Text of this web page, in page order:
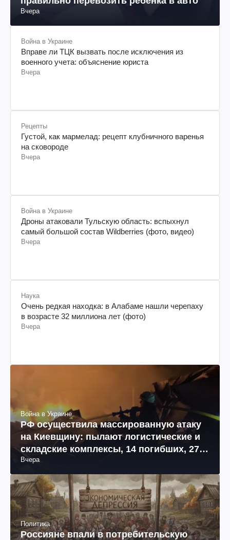
Вчера
Война в Украине
Вправе ли ТЦК вызвать после исключения из
военного учета: объяснение юриста
Вчера
Рецепты
Густой, как мармелад: рецепт клубничного варенья
на сковороде
Вчера
Война в Украине
Дроны атаковали Тульскую область: вспыхнул
самый большой состав Wildberries (фото, видео)
Вчера
Наука
Очень редкая находка: в Алабаме нашли черепаху
в возрасте 32 миллиона лет (фото)
Вчера
Война в Украине
РФ осуществила массированную атаку
на Киевщину: пылают логистические и
складские комплексы, 14 погибших, 27
раненых (фото, видео)
Вчера
Политика
Россияне впали в потребительскую